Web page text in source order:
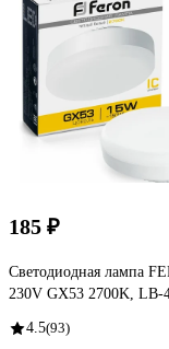
185 ₽
Светодиодная лампа
230V GX53 2700K, LB-
4.5(93)